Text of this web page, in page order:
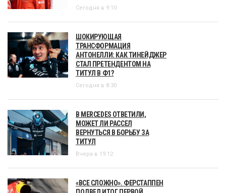
Сегодня в 9:10
ШОКИРУЮЩАЯ
ТРАНСФОРМАЦИЯ
АНТОНЕЛЛИ: КАК ТИНЕЙДЖЕР
СТАЛ ПРЕТЕНДЕНТОМ НА
ТИТУЛ В Ф1?
Сегодня в 8:30
В MERCEDES ОТВЕТИЛИ,
МОЖЕТ ЛИ РАССЕЛ
ВЕРНУТЬСЯ В БОРЬБУ ЗА
ТИТУЛ
Вчера в 19:12
«ВСЕ СЛОЖНО». ФЕРСТАППЕН